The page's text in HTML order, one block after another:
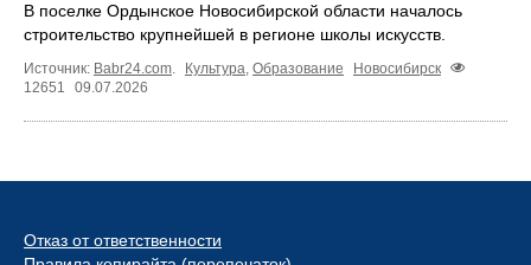
В поселке Ордынское Новосибирской области началось
строительство крупнейшей в регионе школы искусств.
Источник: Babr24.com. Культура, Образование
Новосибирск
12651
09.07.2026
Отказ от ответственности